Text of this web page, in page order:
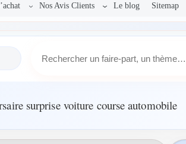
Nos Avis Clients Le blog Sitemap
r
h
surprise voiture course automobile